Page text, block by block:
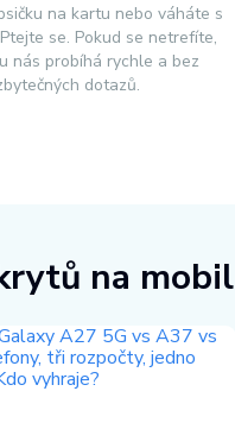
na kartu nebo váháte s
se. Pokud se netrefíte,
nás probíhá rychle a bez
dotazů.
na mobil